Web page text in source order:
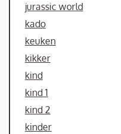
jurassic world
kado
keuken
kikker
kind
kind 1
kind 2
kinder